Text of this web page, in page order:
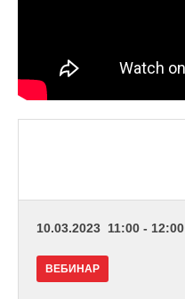
10.03.2023 11:00 - 12:00
ВЕБИНАР